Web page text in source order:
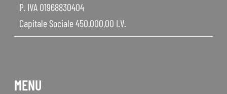
P. IVA 01968830404
Capitale Sociale 450.000,00 I.V.
MENU